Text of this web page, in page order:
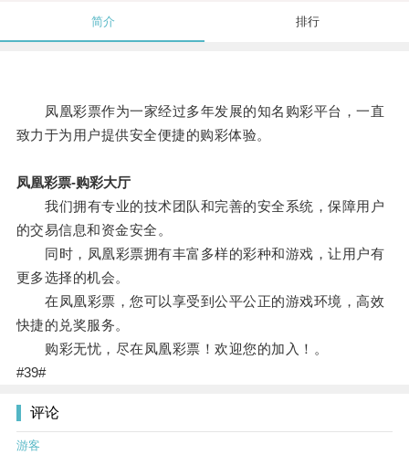
简介 排行
凤凰彩票作为一家经过多年发展的知名购彩平台，一直
致力于为用户提供安全便捷的购彩体验。
凤凰彩票-购彩大厅
我们拥有专业的技术团队和完善的安全系统，保障用户
的交易信息和资金安全。
同时，凤凰彩票拥有丰富多样的彩种和游戏，让用户有
更多选择的机会。
在凤凰彩票，您可以享受到公平公正的游戏环境，高效
快捷的兑奖服务。
购彩无忧，尽在凤凰彩票！欢迎您的加入！。
#39#
评论
游客